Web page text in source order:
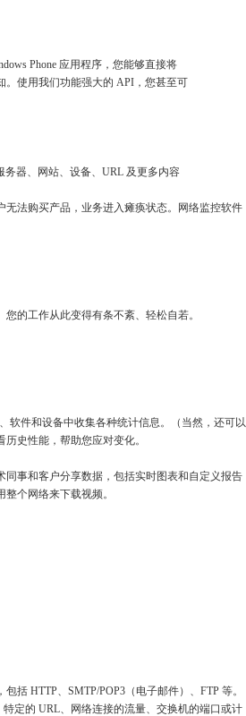
Phone 应用程序，您能够直接将
。使用我们功能强大的 API，您甚至可
务器、网站、设备、URL 及更多内容
法购买产品，业务进入瘫痪状态。网络监控软件
的工作从此变得有条不紊、轻松自若。
软件和设备中收集各种统计信息。（当然，还可以
史性能，帮助您应对变化。
同事和客户分享数据，包括实时图表和自定义报告
个网络来下载视频。
括 HTTP、SMTP/POP3（电子邮件）、FTP 等。
定的 URL、网络连接的流量、交换机的端口或计